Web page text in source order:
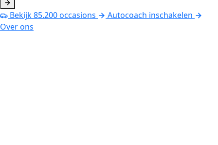
Bekijk85.200occasions
Autocoach inschakelen
Over ons